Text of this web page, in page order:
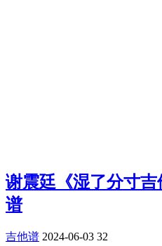
谢震廷《湿了分寸
谱
吉他谱 2024-06-03 32